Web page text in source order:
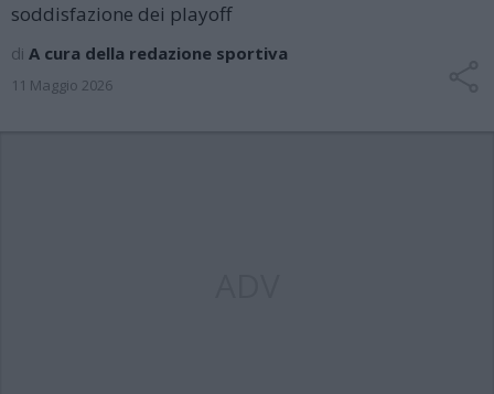
soddisfazione dei playoff
di A cura della redazione sportiva
11 Maggio 2026